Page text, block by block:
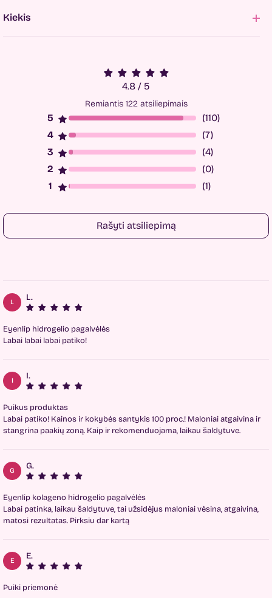
Kiekis
4.8 / 5
Remiantis 122 atsiliepimais
(110)
(7)
(4)
(0)
(1)
Rašyti atsiliepimą
L L.
Eyenlip hidrogelio pagalvėlės
Labai labai labai patiko!
I I.
Puikus produktas
Labai patiko! Kainos ir kokybės santykis 100 proc.! Maloniai atgaivina ir
stangrina paakių zoną. Kaip ir rekomenduojama, laikau šaldytuve.
G G.
Eyenlip kolageno hidrogelio pagalvėlės
Labai patinka, laikau šaldytuve, tai užsidėjus maloniai vėsina, atgaivina,
matosi rezultatas. Pirksiu dar kartą
E E.
Puiki priemonė